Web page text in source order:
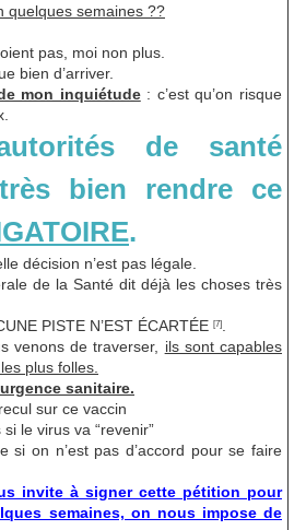
quelques semaines ??
pas, moi non plus.
bien d’arriver.
mon inquiétude: c’est qu’on risque
de santé
bien rendre ce
.
décision n’est pas légale.
de la Santé dit déjà les choses très
PISTE N’EST ÉCARTÉE [7]
venons de traverser, ils sont capables
plus folles.
sanitaire.
sur ce vaccin
le virus va “revenir”
si on n’est pas d’accord pour se faire
invite à signer cette pétition pour
semaines, on nous impose de